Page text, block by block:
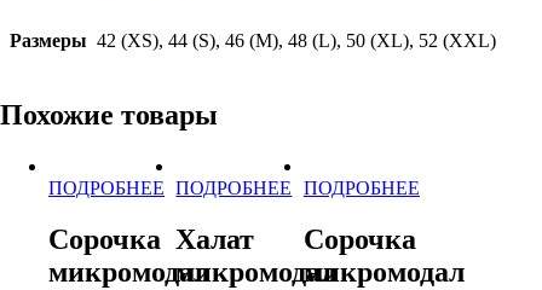
Размеры 42 (XS), 44 (S), 46 (M), 48 (L), 50 (XL), 52 (XXL)
Похожие товары
ПОДРОБНЕЕ
товар
имеет
несколько
Сорочка
микромодал
ПОДРОБНЕЕ
товар
имеет
несколько
Халат
микромодал
ПОДРОБНЕЕ
товар
имеет
несколько
Сорочка
микромодал